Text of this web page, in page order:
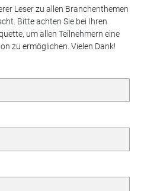
Leser zu allen Branchenthemen
Bitte achten Sie bei Ihren
um allen Teilnehmern eine
zu ermöglichen. Vielen Dank!